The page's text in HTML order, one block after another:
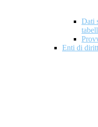
Dati
Enti di